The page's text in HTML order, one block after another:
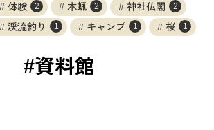
体験 2 木蝋 2 神社仏閣 2
渓流釣り 1 キャンプ 1 桜 1
#資料館